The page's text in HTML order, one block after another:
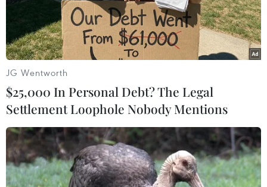
JG Wentworth
$25,000 In Personal Debt? The Legal
Settlement Loophole Nobody Mentions